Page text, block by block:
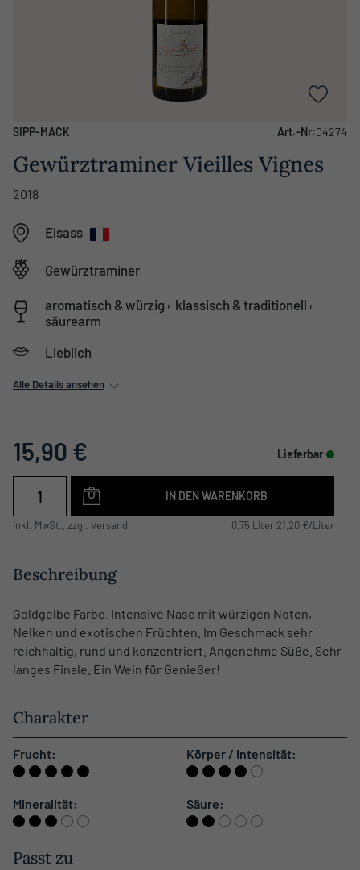
SIPP-MACK Art.-Nr:04274
Gewürztraminer Vieilles Vignes
2018
Elsass
Gewürztraminer
aromatisch & würzig , klassisch & traditionell ,
säurearm
Lieblich
Alle Details ansehen
15,90 € Lieferbar
IN DEN WARENKORB
inkl. MwSt., zzgl. Versand 0,75 Liter 21,20 €/Liter
Beschreibung
Goldgelbe Farbe. Intensive Nase mit würzigen Noten,
Nelken und exotischen Früchten. Im Geschmack sehr
reichhaltig, rund und konzentriert. Angenehme Süße. Sehr
langes Finale. Ein Wein für Genießer!
Charakter
Frucht: Körper / Intensität:
Mineralität: Säure:
Passt zu